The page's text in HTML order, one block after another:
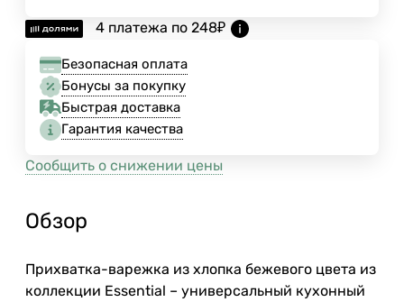
4 платежа по 248₽
Безопасная оплата
Бонусы за покупку
Быстрая доставка
Гарантия качества
Сообщить о снижении цены
Обзор
Прихватка-варежка из хлопка бежевого цвета из
коллекции Essential – универсальный кухонный